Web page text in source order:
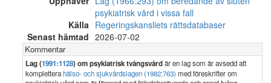
psykiatrisk vård i vissa fall
Källa Regeringskansliets rättsdatabaser
Senast hämtad 2026-07-02
Kommentar
Lag (1991:1128) om psykiatrisk tvångsvårdär en lag som är avsedd att
kompletterahälso- och sjukvårdslagen (1982:763) med föreskrifter om